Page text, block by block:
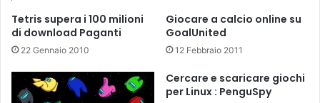
Tetris supera i 100 milioni
di download Paganti
22 Gennaio 2010
Giocare a calcio online su
GoalUnited
12 Febbraio 2011
Cercare e scaricare giochi
per Linux : PenguSpy